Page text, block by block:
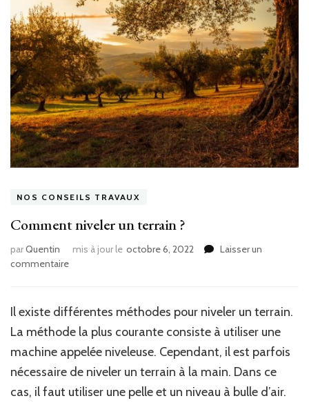
NOS CONSEILS TRAVAUX
Comment niveler un terrain ?
parQuentin mis à jour le octobre 6, 2022
Laisser un
commentairesur
un
?
Il existe différentes méthodes pour niveler un terrain.
La méthode la plus courante consiste à utiliser une
machine appelée niveleuse. Cependant, il est parfois
nécessaire de niveler un terrain à la main. Dans ce
cas, il faut utiliser une pelle et un niveau à bulle d’air.